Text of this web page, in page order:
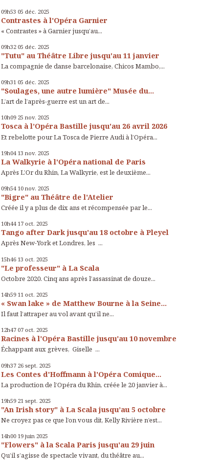
09h53 05 déc. 2025
Contrastes à l'Opéra Garnier
« Contrastes » à Garnier jusqu’au...
09h32 05 déc. 2025
"Tutu" au Théâtre Libre jusqu'au 11 janvier
La compagnie de danse barcelonaise, Chicos Mambo,...
09h31 05 déc. 2025
"Soulages, une autre lumière" Musée du...
L’art de l’après-guerre est un art de...
10h09 25 nov. 2025
Tosca à l’Opéra Bastille jusqu'au 26 avril 2026
Et rebelotte pour La Tosca de Pierre Audi à l’Opéra...
19h04 13 nov. 2025
La Walkyrie à l'Opéra national de Paris
Après L’Or du Rhin, La Walkyrie, est le deuxième...
09h54 10 nov. 2025
"Bigre" au Théâtre de l'Atelier
Créée il y a plus de dix ans et récompensée par le...
10h44 17 oct. 2025
Tango after Dark jusqu'au 18 octobre à Pleyel
Après New-York et Londres, les ...
15h46 13 oct. 2025
"Le professeur" à La Scala
Octobre 2020. Cinq ans après l’assassinat de douze...
14h59 11 oct. 2025
« Swan lake » de Matthew Bourne à la Seine...
Il faut l’attraper au vol avant qu’il ne...
12h47 07 oct. 2025
Racines à l'Opéra Bastille jusqu'au 10 novembre
Échappant aux grèves, Giselle ...
09h37 26 sept. 2025
Les Contes d'Hoffmann à l'Opéra Comique...
La production de l’Opéra du Rhin, créée le 20 janvier à...
19h59 21 sept. 2025
"An Irish story" à La Scala jusqu’au 5 octobre
Ne croyez pas ce que l’on vous dit, Kelly Rivière n’est...
14h00 19 juin 2025
"Flowers" à la Scala Paris jusqu'au 29 juin
Qu’il s’agisse de spectacle vivant, du théâtre au...